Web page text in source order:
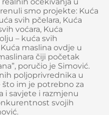
očekivanja u
smo projekte: Kuća
svih pčelara, Kuća
voćara, Kuća
– kuća svih
maslina ovdje u
čiji početak
poručio je Simović.
poljoprivrednika u
im je potrebno za
i savjete i razmjenu
svojih